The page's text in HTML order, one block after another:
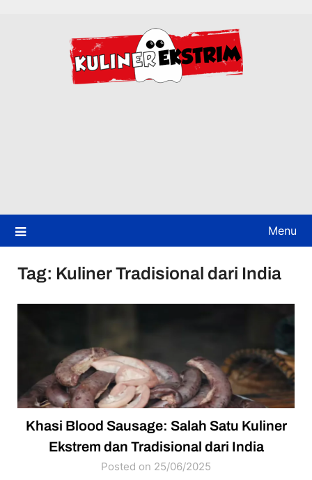
Menu
Tag: Kuliner Tradisional dari India
Khasi Blood Sausage: Salah Satu Kuliner
Ekstrem dan Tradisional dari India
Posted on 25/06/2025